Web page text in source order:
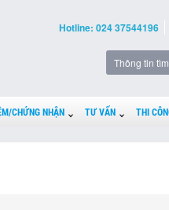
Hotline: 024 37544196
CHỨNG NHẬN TƯ VẤN THI